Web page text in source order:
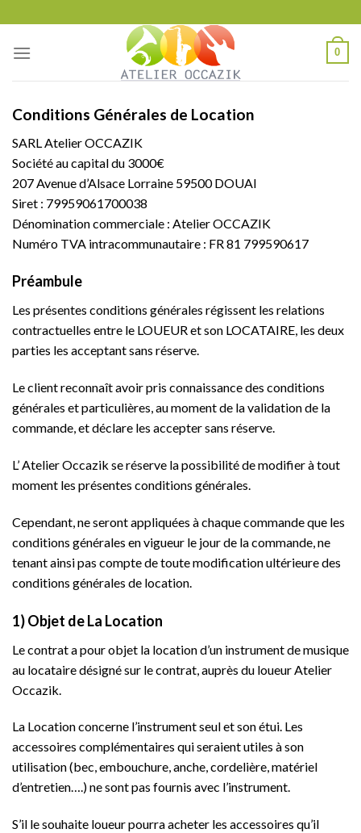
to
content
0
Conditions Générales de Location
SARL Atelier OCCAZIK
Société au capital du 3000€
207 Avenue d’Alsace Lorraine 59500 DOUAI
Siret : 79959061700038
Dénomination commerciale : Atelier OCCAZIK
Numéro TVA intracommunautaire : FR 81 799590617
Préambule
Les présentes conditions générales régissent les relations
contractuelles entre le LOUEUR et son LOCATAIRE, les deux
parties les acceptant sans réserve.
Le client reconnaît avoir pris connaissance des conditions
générales et particulières, au moment de la validation de la
commande, et déclare les accepter sans réserve.
L’ Atelier Occazik se réserve la possibilité de modifier à tout
moment les présentes conditions générales.
Cependant, ne seront appliquées à chaque commande que les
conditions générales en vigueur le jour de la commande, ne
tenant ainsi pas compte de toute modification ultérieure des
conditions générales de location.
1) Objet de La Location
Le contrat a pour objet la location d’un instrument de musique
au locataire désigné sur le contrat, auprès du loueur Atelier
Occazik.
La Location concerne l’instrument seul et son étui. Les
accessoires complémentaires qui seraient utiles à son
utilisation (bec, embouchure, anche, cordelière, matériel
d’entretien….) ne sont pas fournis avec l’instrument.
S’il le souhaite loueur pourra acheter les accessoires qu’il